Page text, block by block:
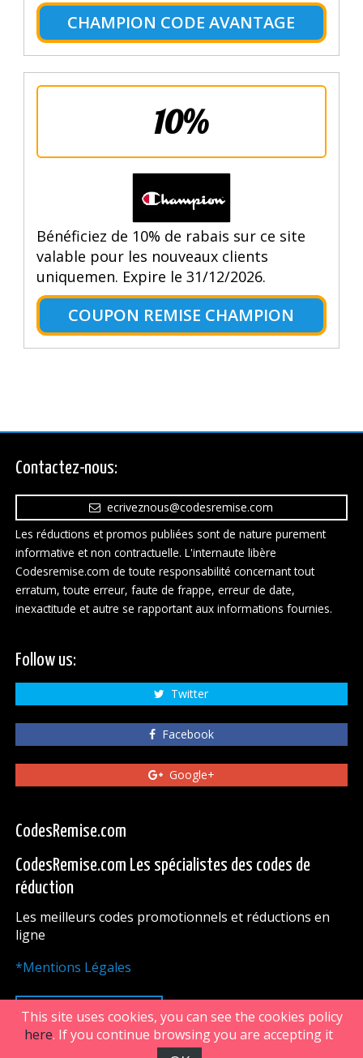
CHAMPION CODE AVANTAGE
10%
Bénéficiez de 10% de rabais sur ce site
valable pour les nouveaux clients
uniquemen. Expire le 31/12/2026.
COUPON REMISE CHAMPION
Contactez-nous:
ecriveznous@codesremise.com
Les réductions et promos publiées sont de nature purement
informative et non contractuelle. L'internaute libère
Codesremise.com de toute responsabilité concernant tout
erratum, toute erreur, faute de frappe, erreur de date,
inexactitude et autre se rapportant aux informations fournies.
Follow us:
Twitter
Facebook
Google+
CodesRemise.com
CodesRemise.com Les spécialistes des codes de
réduction
Les meilleurs codes promotionnels et réductions en
ligne
*Mentions Légales
HAUT DE PAGE
This site uses cookies, you can see the cookies policy
here. If you continue browsing you are accepting it